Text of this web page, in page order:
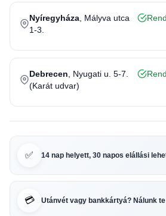
Nyíregyháza , Mályva utca
1-3.
Debrecen , Nyugati u. 5-7.
(Karát udvar)
✅ 14 nap helyett, 30 napos elállási
💳 Utánvét vagy bankkártyá? Nálunk